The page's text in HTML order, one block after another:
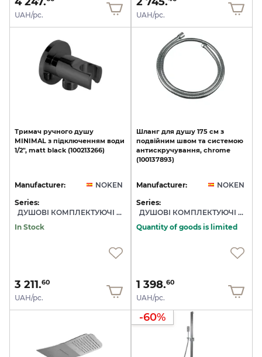
UAH/pc. UAH/pc.
Тримач ручного душу
MINIMAL з підключенням води
1/2", matt black (100213266)
Manufacturer:
NOKEN
Series:
ДУШОВІ КОМПЛЕКТУЮЧІ NOKEN
In Stock
3 211.60
UAH/pc.
Шланг для душу 175 см з
подвійним швом та системою
антискручування, chrome
(100137893)
Manufacturer:
NOKEN
Series:
ДУШОВІ КОМПЛЕКТУЮЧІ NOKEN
Quantity of goods is limited
1 398.60
UAH/pc.
-60%